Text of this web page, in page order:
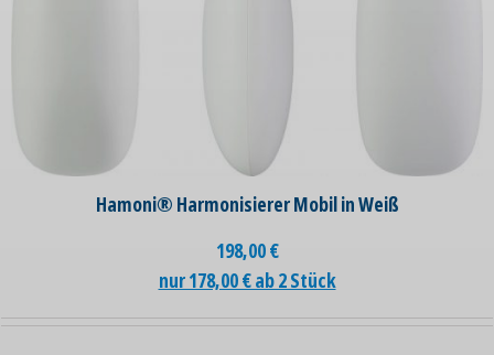
Hamoni® Harmonisierer Mobil in Weiß
198,00€
nur 178,00 € ab 2 Stück